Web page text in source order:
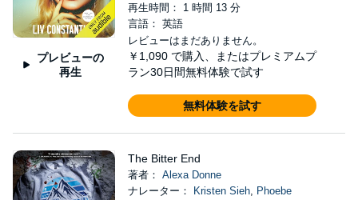
プレビューの
再生
再生時間： 1 時間 13 分
言語： 英語
レビューはまだありません。
￥1,090 で購入、またはプレミアムプ
ラン30日間無料体験で試す
無料体験を試す
The Bitter End
著者： Alexa Donne
ナレーター：
Kristen Sieh, Phoebe